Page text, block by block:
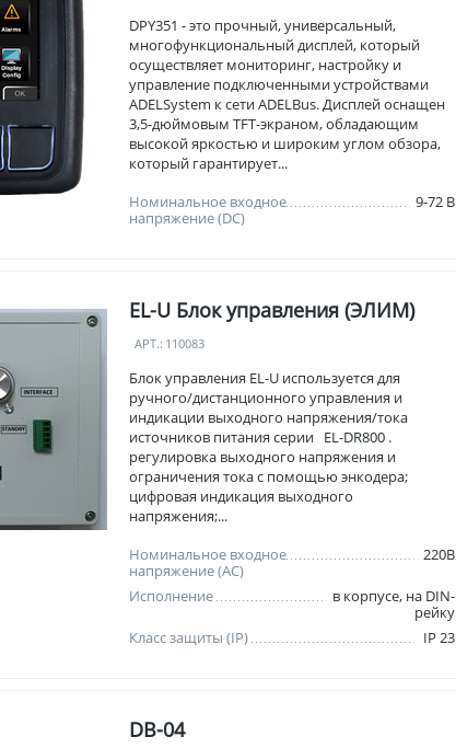
DPY351 - это прочный, универсальный,
многофункциональный дисплей, который
осуществляет мониторинг, настройку и
управление подключенными устройствами
ADELSystem к сети ADELBus. Дисплей оснащен
3,5-дюймовым TFT-экраном, обладающим
высокой яркостью и широким углом обзора,
который гарантирует...
Номинальное входное
напряжение (DC)
9-72 В
EL-U Блок управления (ЭЛИМ)
АРТ.: 110083
Блок управления EL-U используется для
ручного/дистанционного управления и
индикации выходного напряжения/тока
источников питания серии EL-DR800 .
регулировка выходного напряжения и
ограничения тока с помощью энкодера;
цифровая индикация выходного
напряжения;...
Номинальное входное
напряжение (AC)
220В
Исполнение
в корпусе, на DIN-
рейку
Класс защиты (IP)
IP 23
DB-04